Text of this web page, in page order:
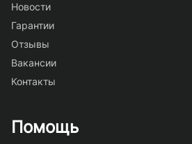
Новости
Гарантии
Отзывы
Вакансии
Контакты
Помощь